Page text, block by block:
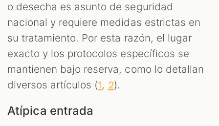
o desecha es asunto de seguridad
nacional y requiere medidas estrictas en
su tratamiento. Por esta razón, el lugar
exacto y los protocolos específicos se
mantienen bajo reserva, como lo detallan
diversos artículos (1, 2).
Atípica entrada